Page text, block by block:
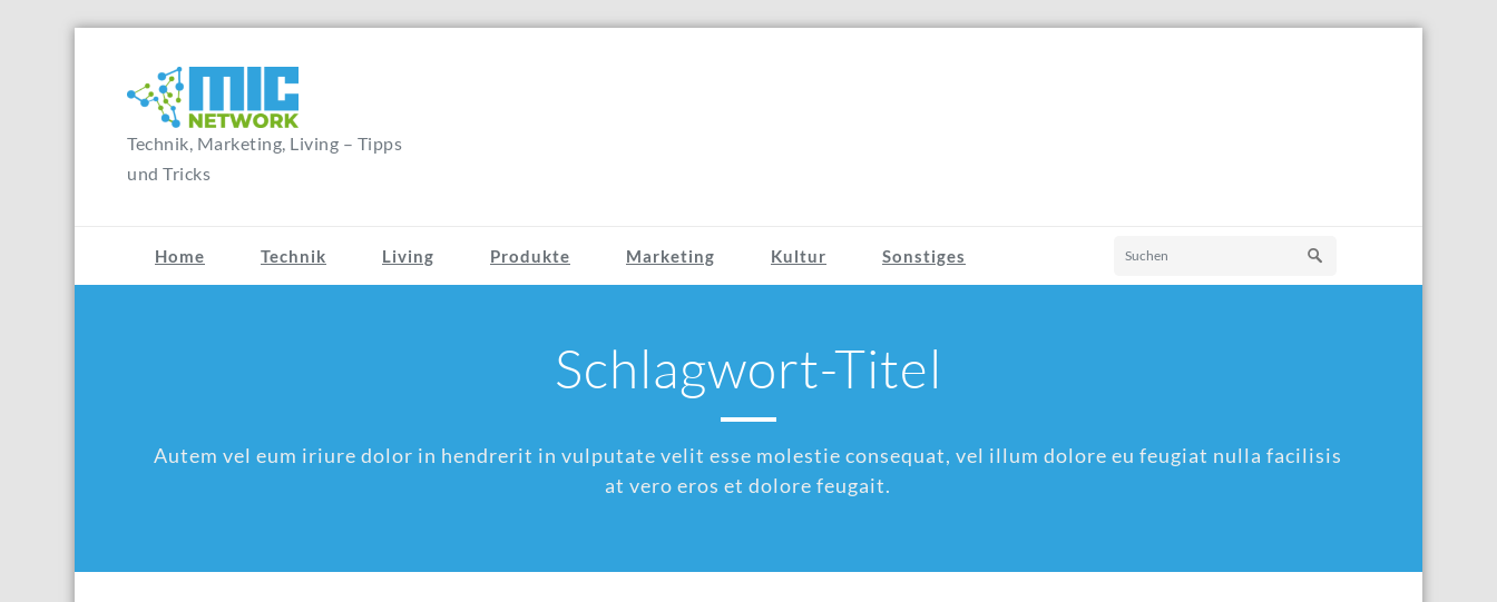
springen
Technik, Marketing, Living – Tipps
und Tricks
Home Technik Living Produkte Marketing Kultur Sonstiges
Schlagwort-Titel
Autem vel eum iriure dolor in hendrerit in vulputate velit esse molestie consequat, vel illum dolore eu feugiat nulla facilisis
at vero eros et dolore feugait.